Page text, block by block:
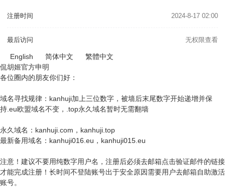
注册时间 2024-8-17 02:00
最后访问 无权限查看
English 简体中文
繁體中文
侃胡姬官方申明
各位圈内的朋友你们好：
域名寻找规律：kanhuji加上三位数字，被墙后末尾数字开始递增并保
持.eu欧盟域名不变，.top永久域名暂时无需翻墙
永久域名：kanhuji.com，kanhuji.top
最新备用域名：kanhuji016.eu，kanhuji015.eu
注意！建议不要用纯数字用户名，注册后必须去邮箱点击验证邮件的链接
才能完成注册！长时间不登陆账号出于安全原因需要用户去邮箱自助激活
账号。